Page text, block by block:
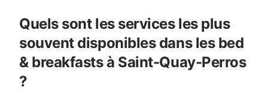
Quels sont les services les plus
souvent disponibles dans les bed
& breakfasts à Saint-Quay-Perros
?